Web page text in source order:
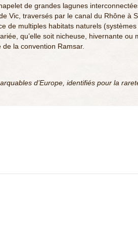
de grandes lagunes
Vic, traversés par le canal du Rhône à
de multiples habitats naturels
qu’elle soit nicheuse, hivernante
la convention Ramsar.
d’Europe, identifiés pour la